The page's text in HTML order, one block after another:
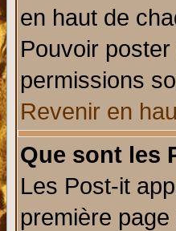
en haut de
Pouvoir
permissions
Revenir en
Que sont les
Les Post-it
première